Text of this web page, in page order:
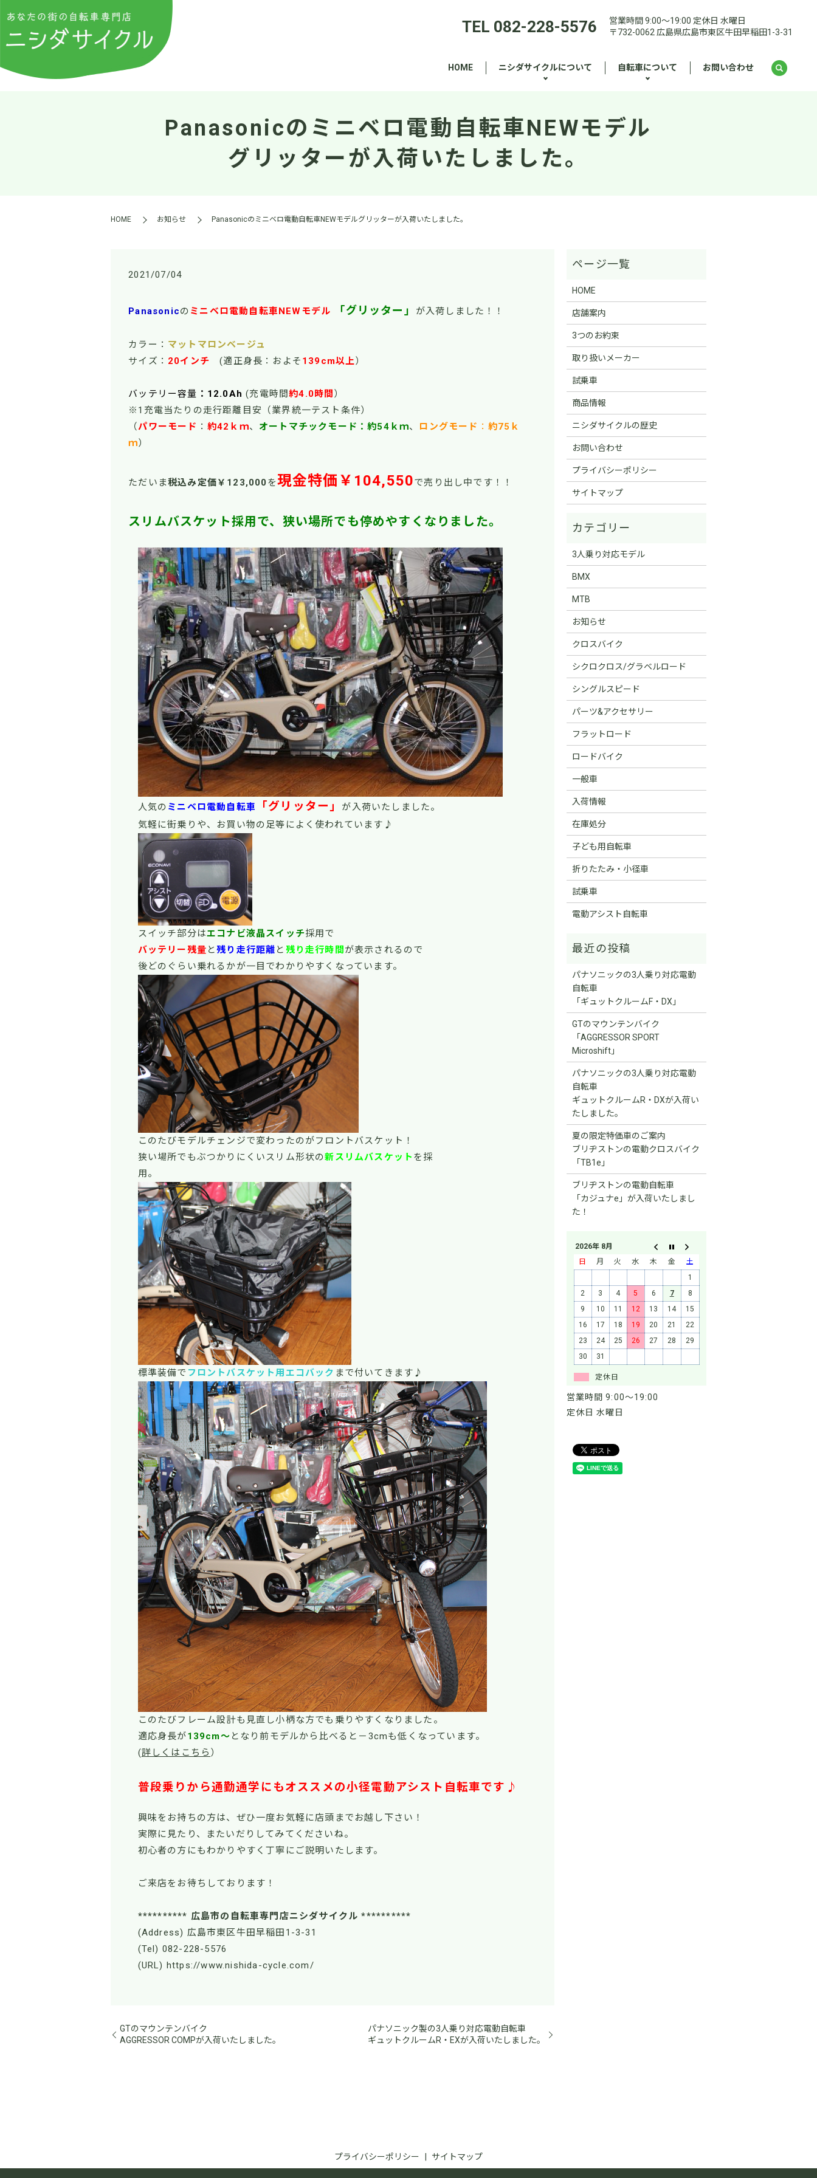
TEL 082-228-5576
営業時間 9:00～19:00 定休日 水曜日
〒732-0062 広島県広島市東区牛田早稲田1-3-31
HOME ニシダサイクルについて 自転車について お問い合わせ
Panasonicのミニベロ電動自転車NEWモデル
グリッターが入荷いたしました。
HOME お知らせ Panasonicのミニベロ電動自転車NEWモデルグリッターが入荷いたしました。
2021/07/04
Panasonicの ミニベロ電動自転車NEWモデル 「グリッター」 が入荷しました！！
カラー： マットマロンベージュ
サイズ： 20インチ (適正身長：およそ 139cm以上）
バッテリー容量 ：12.0Ah(充電時間約4.0時間 ）
※1充電当たりの走行距離目安（業界統一テスト条件）
（パワーモー ド ： 約42ｋｍ、 オートマチックモード：約54ｋｍ、 ロングモード ： 約75ｋ
ｍ）
ただいま税込み定価￥123,000 を現金特価￥104,550で売り出し中です！！
スリムバスケット採用で、狭い場所でも停めやすくなりました。
人気の ミニベロ電動自転車 「グリッター」
が入荷いたしました。
気軽に街乗りや、お買い物の足等によく使われています♪
スイッチ部分はエコナビ液晶スイッチ採用で
バッテリー残量 と残り走行距離 と 残り走行時間 が表示されるので
後どのぐらい乗れるかが一目でわかりやすくなっています。
このたびモデルチェンジで変わったのがフロントバスケット！
狭い場所でもぶつかりにくいスリム形状の新スリムバスケット を採
用。
標準装備で フロントバスケット用エコバック まで付いてきます♪
このたびフレーム設計も見直し小柄な方でも乗りやすくなりました。
適応身長が139cm～ となり前モデルから比べると－3cmも低くなっています。
(詳しくはこちら ）
普段乗りから通勤通学にもオススメの小径電動アシスト自転車です♪
興味をお持ちの方は、ぜひ一度お気軽に店頭までお越し下さい！
実際に見たり、またいだりしてみてくださいね。
初心者の方にもわかりやすく丁寧にご説明いたします。
ご来店をお待ちしております！
********** 広島市の自転車専門店ニシダサイクル **********
(Address) 広島市東区牛田早稲田1-3-31
(Tel) 082-228-5576
(URL) https://www.nishida-cycle.com/
GTのマウンテンバイク
AGGRESSOR COMPが入荷いたしました。
パナソニック製の3人乗り対応電動自転車
ギュットクルームR・EXが入荷いたしました。
HOME
店舗案内
3つのお約束
取り扱いメーカー
試乗車
商品情報
ニシダサイクルの歴史
お問い合わせ
プライバシーポリシー
サイトマップ
3人乗り対応モデル
BMX
MTB
お知らせ
クロスバイク
シクロクロス/グラベルロード
シングルスピード
パーツ&アクセサリー
フラットロード
ロードバイク
一般車
入荷情報
在庫処分
子ども用自転車
折りたたみ・小径車
試乗車
電動アシスト自転車
パナソニックの3人乗り対応電動
自転車
「ギュットクルームF・DX」
GTのマウンテンバイク
「AGGRESSOR SPORT
Microshift」
パナソニックの3人乗り対応電動
自転車
ギュットクルームR・DXが入荷い
たしました。
夏の限定特価車のご案内
ブリヂストンの電動クロスバイク
「TB1e」
ブリヂストンの電動自転車
「カジュナe」が入荷いたしまし
た！
2026年 8月
日
月 火 水 木 金
土
1
2
3 4 5 6 7
8
9
10 11 12 13 14
15
16
17 18 19 20 21
22
23
24 25 26 27 28
29
30
31
定休日
営業時間 9:00～19:00
定休日 水曜日
プライバシーポリシー サイトマップ